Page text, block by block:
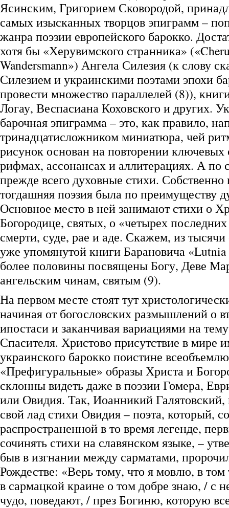
Ясинским, Григорием Сковородой,
самых изысканных творцов эпиграмм –
жанра поэзии европейского барокко.
хотя бы «Херувимского странника»
Wandersmann») Ангела Силезия (к слову
Силезием и украинскими поэтами эпохи
провести множество параллелей (8)),
Логау, Веспасиана Коховского и других.
барочная эпиграмма – это, как правило,
тринадцатисложником миниатюра, чей
рисунок основан на повторении ключевых
рифмах, ассонансах и аллитерациях. А по
прежде всего духовные стихи. Собственно
тогдашняя поэзия была по преимуществу
Основное место в ней занимают стихи о
Богородице, святых, о «четырех
смерти, суде, рае и аде. Скажем, из тысячи
уже упомянутой книги Барановича
более половины посвящены Богу, Деве
ангельским чинам, святым (9).
На первом месте стоят тут
начиная от богословских размышлений о
ипостаси и заканчивая вариациями на
Спасителя. Христово присутствие в мире
украинского барокко поистине
«Префигуральные» образы Христа и
склонны видеть даже в поэзии Гомера,
или Овидия. Так, Иоанникий Галятовский,
свой лад стихи Овидия – поэта, который,
распространенной в то время легенде,
сочинять стихи на славянском языке, –
быв в изгнании между сарматами,
Рождестве: «Верь тому, что я мовлю, в
в сармацкой краине о том добре знаю, / с
чудо, поведают, / през Богиню, которую